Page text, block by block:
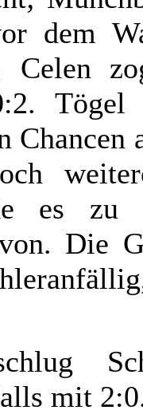
dem
Celen
es
Die
mit